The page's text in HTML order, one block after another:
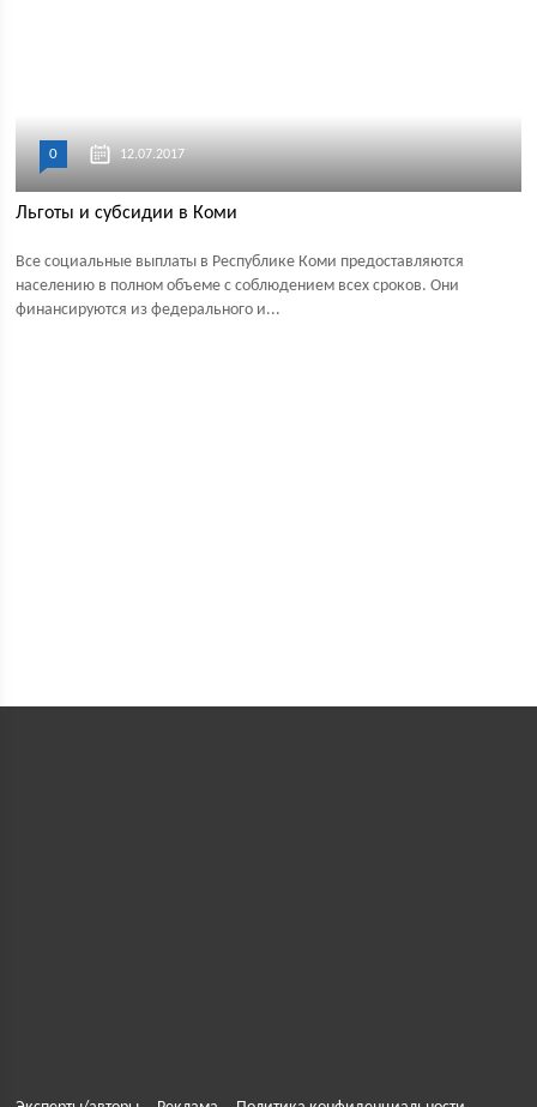
0 12.07.2017
Льготы и субсидии в Коми
Все социальные выплаты в Республике Коми предоставляются
населению в полном объеме с соблюдением всех сроков. Они
финансируются из федерального и...